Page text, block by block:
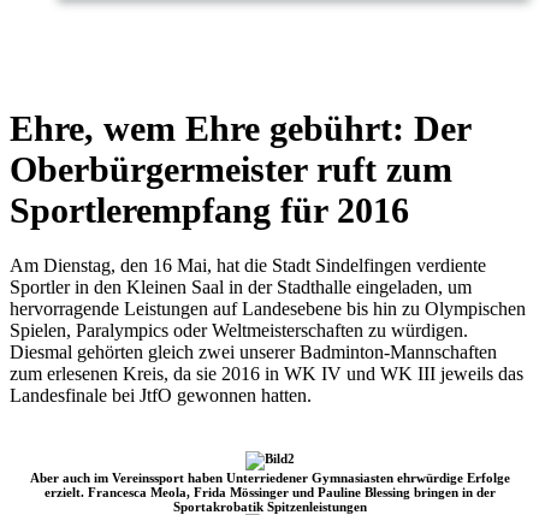
Ehre, wem Ehre gebührt: Der
Oberbürgermeister ruft zum
Sportlerempfang für 2016
Am Dienstag, den 16 Mai, hat die Stadt Sindelfingen verdiente
Sportler in den Kleinen Saal in der Stadthalle eingeladen, um
hervorragende Leistungen auf Landesebene bis hin zu Olympischen
Spielen, Paralympics oder Weltmeisterschaften zu würdigen.
Diesmal gehörten gleich zwei unserer Badminton-Mannschaften
zum erlesenen Kreis, da sie 2016 in WK IV und WK III jeweils das
Landesfinale bei JtfO gewonnen hatten.
Aber auch im Vereinssport haben Unterriedener Gymnasiasten ehrwürdige Erfolge
erzielt. Francesca Meola, Frida Mössinger und Pauline Blessing bringen in der
Sportakrobatik Spitzenleistungen